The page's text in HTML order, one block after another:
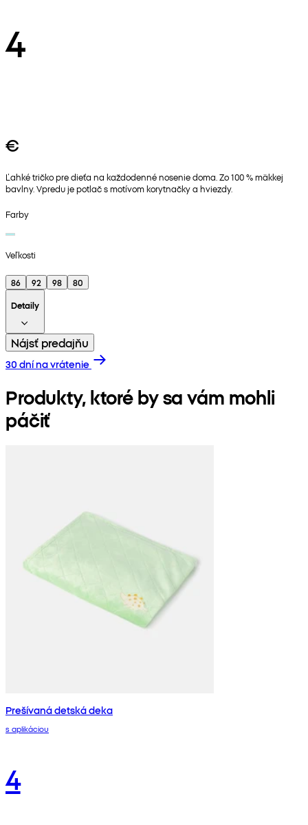
4
€
Ľahké tričko pre dieťa na každodenné nosenie doma. Zo 100 % mäkkej
bavlny. Vpredu je potlač s motívom korytnačky a hviezdy.
Farby
Veľkosti
86 92 98
80
Detaily
Nájsť predajňu
30 dní na vrátenie
Produkty, ktoré by sa vám mohli
páčiť
Prešívaná detská deka
s aplikáciou
4